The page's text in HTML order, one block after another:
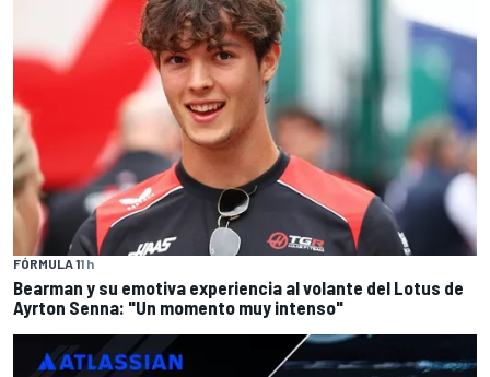
FÓRMULA 11 h
Bearman y su emotiva experiencia al volante del Lotus de
Ayrton Senna: "Un momento muy intenso"